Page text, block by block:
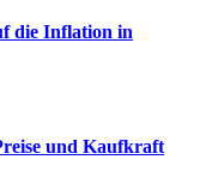
die Inflation in
und Kaufkraft